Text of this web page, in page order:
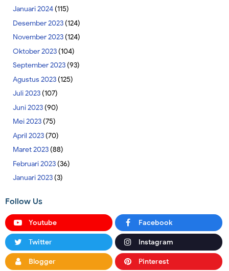
Januari 2024(115)
Desember 2023(124)
November 2023(124)
Oktober 2023(104)
September 2023(93)
Agustus 2023(125)
Juli 2023(107)
Juni 2023(90)
Mei 2023(75)
April 2023(70)
Maret 2023(88)
Februari 2023(36)
Januari 2023(3)
Follow Us
Youtube Facebook
Twitter Instagram
Blogger Pinterest